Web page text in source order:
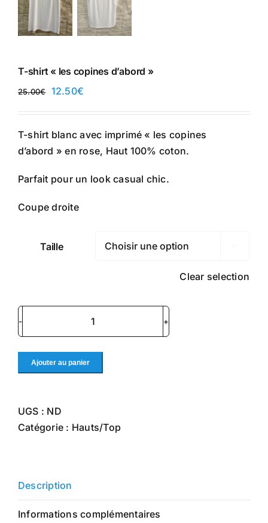
T-shirt « les copines d’abord »
25.00€ Le
était :
25.00€.
12.50€
est :
12.50€.
T-shirt blanc avec imprimé « les copines
d’abord » en rose, Haut 100% coton.
Parfait pour un look casual chic.
Coupe droite
Taille
Clear selection
quantité
shirt
d'abord"
Ajouter au panier
UGS : ND
Catégorie : Hauts/Top
Description
Informations complémentaires